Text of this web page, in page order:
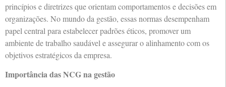
princípios e diretrizes que orientam comportamentos e decisões em
organizações. No mundo da gestão, essas normas desempenham
papel central para estabelecer padrões éticos, promover um
ambiente de trabalho saudável e assegurar o alinhamento com os
objetivos estratégicos da empresa.
Importância das NCG na gestão